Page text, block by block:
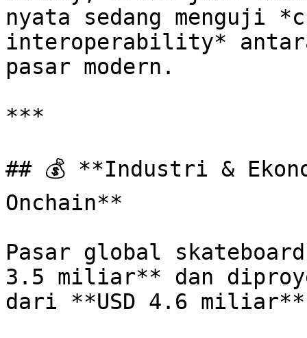
nyata sedang menguji
interoperability*
pasar modern.
***
## 💰 **Industri &
Onchain**
Pasar global
3.5 miliar** dan
dari **USD 4.6 miliar**